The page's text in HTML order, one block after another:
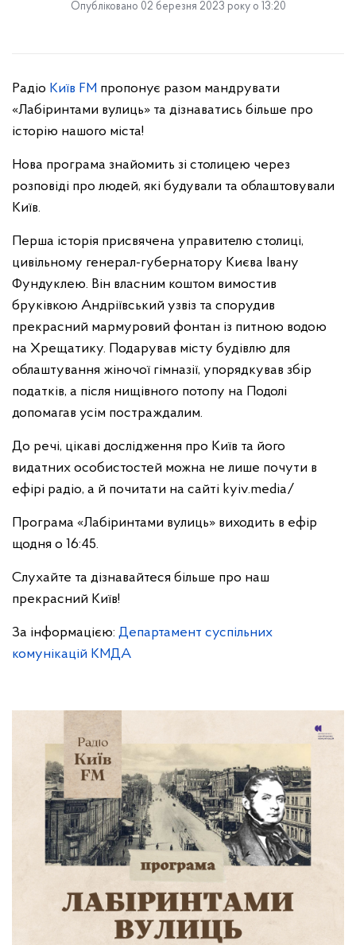
Опубліковано 02 березня 2023 року о 13:20
Радіо Київ FM пропонує разом мандрувати
«Лабіринтами вулиць» та дізнаватись більше про
історію нашого міста!
Нова програма знайомить зі столицею через
розповіді про людей, які будували та облаштовували
Київ.
Перша історія присвячена управителю столиці,
цивільному генерал-губернатору Києва Івану
Фундуклею. Він власним коштом вимостив
бруківкою Андріївський узвіз та спорудив
прекрасний мармуровий фонтан із питною водою
на Хрещатику. Подарував місту будівлю для
облаштування жіночої гімназії, упорядкував збір
податків, а після нищівного потопу на Подолі
допомагав усім постраждалим.
До речі, цікаві дослідження про Київ та його
видатних особистостей можна не лише почути в
ефірі радіо, а й почитати на сайті kyiv.media/
Програма «Лабіринтами вулиць» виходить в ефір
щодня о 16:45.
Слухайте та дізнавайтеся більше про наш
прекрасний Київ!
За інформацією: Департамент суспільних
комунікацій КМДА